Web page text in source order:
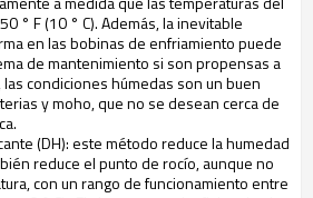
° F (10 ° C). Además, la inevitable
en las bobinas de enfriamiento puede
de mantenimiento si son propensas a
condiciones húmedas son un buen
y moho, que no se desean cerca de
(DH): este método reduce la humedad
reduce el punto de rocío, aunque no
con un rango de funcionamiento entre